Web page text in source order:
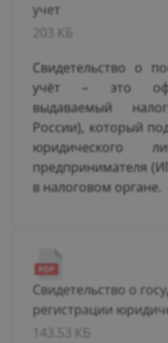
учет
203 КБ
Свидетельство о
учёт – это
выдаваемый
России), который
юридического
предпринимателя
в налоговом органе.
Свидетельство о
регистрации
143.53 КБ